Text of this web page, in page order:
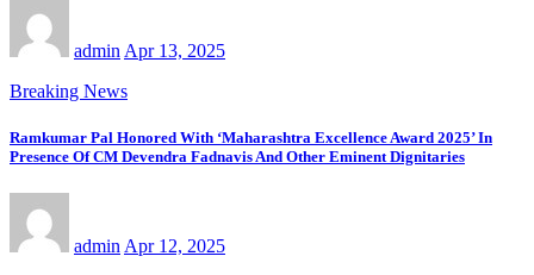
admin Apr 13, 2025
Breaking News
Ramkumar Pal Honored With ‘Maharashtra Excellence Award 2025’ In
Presence Of CM Devendra Fadnavis And Other Eminent Dignitaries
admin Apr 12, 2025